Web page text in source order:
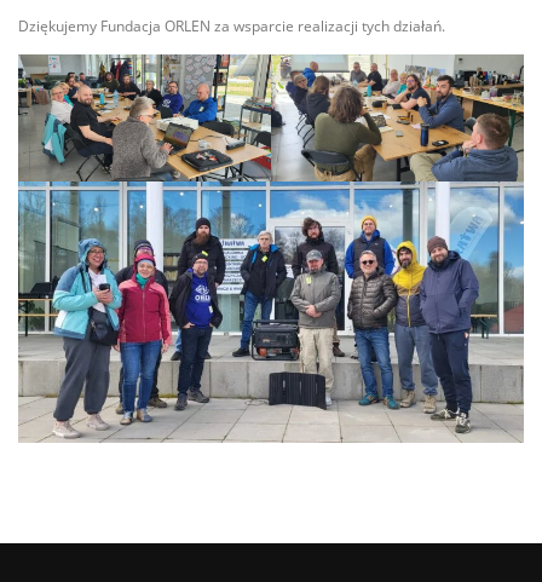
Dziękujemy Fundacja ORLEN za wsparcie realizacji tych działań.